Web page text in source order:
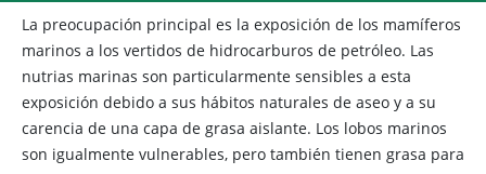
La preocupación principal es la exposición de los mamíferos
marinos a los vertidos de hidrocarburos de petróleo. Las
nutrias marinas son particularmente sensibles a esta
exposición debido a sus hábitos naturales de aseo y a su
carencia de una capa de grasa aislante. Los lobos marinos
son igualmente vulnerables, pero también tienen grasa para